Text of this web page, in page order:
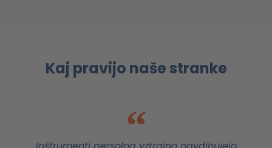
Kaj pravijo naše stranke